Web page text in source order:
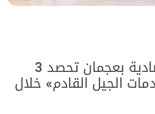
دائرة التنمية الاقتصادية بعجمان تحصد 3
الجيل القادم» خلال